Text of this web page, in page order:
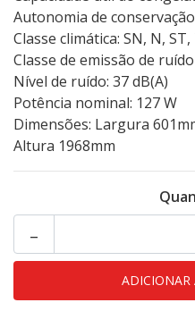
Autonomia de
Classe climática: SN, N, ST,
Classe de emissão de
Nível de ruído: 37 dB(A)
Potência nominal: 127 W
Dimensões: Largura
Altura 1968mm
-